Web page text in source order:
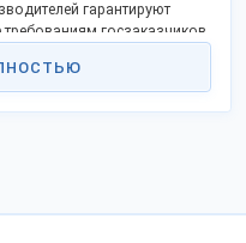
гарантируют
требованиям госзаказчиков